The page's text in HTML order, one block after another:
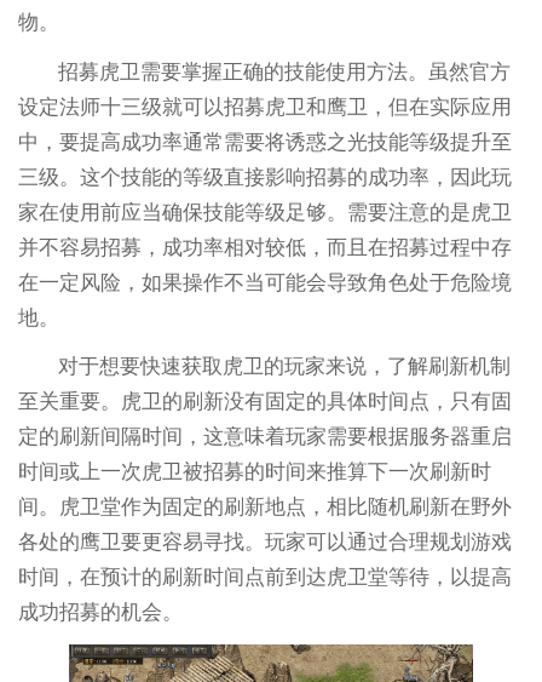
物。
招募虎卫需要掌握正确的技能使用方法。虽然官方
设定法师十三级就可以招募虎卫和鹰卫，但在实际应用
中，要提高成功率通常需要将诱惑之光技能等级提升至
三级。这个技能的等级直接影响招募的成功率，因此玩
家在使用前应当确保技能等级足够。需要注意的是虎卫
并不容易招募，成功率相对较低，而且在招募过程中存
在一定风险，如果操作不当可能会导致角色处于危险境
地。
对于想要快速获取虎卫的玩家来说，了解刷新机制
至关重要。虎卫的刷新没有固定的具体时间点，只有固
定的刷新间隔时间，这意味着玩家需要根据服务器重启
时间或上一次虎卫被招募的时间来推算下一次刷新时
间。虎卫堂作为固定的刷新地点，相比随机刷新在野外
各处的鹰卫要更容易寻找。玩家可以通过合理规划游戏
时间，在预计的刷新时间点前到达虎卫堂等待，以提高
成功招募的机会。